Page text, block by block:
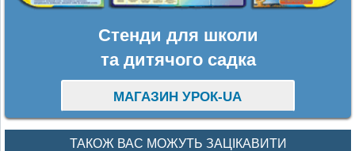
Стенди для школи
та дитячого садка
МАГАЗИН УРОК-UA
ТАКОЖ ВАС МОЖУТЬ ЗАЦІКАВИТИ